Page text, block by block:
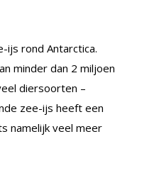
ijs rond Antarctica.
minder dan 2 miljoen
diersoorten –
zee-ijs heeft een
namelijk veel meer